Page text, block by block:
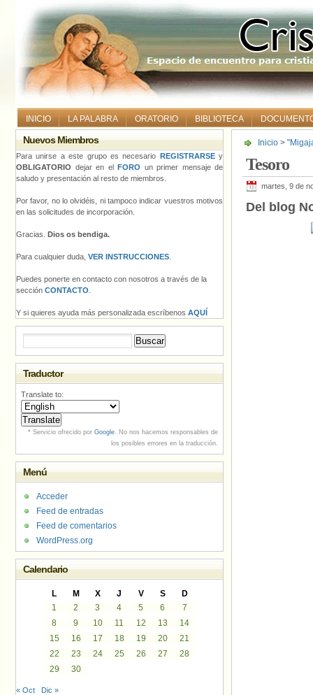
INICIO LA PALABRA ORATORIO BIBLIOTECA
Inicio >
Tesoro
martes, 9 de
Del blog
Nuevos Miembros
Para unirse a este grupo es necesario REGISTRARSEy
OBLIGATORIO dejar en el FORO un primer mensaje de
saludo y presentación al resto de miembros.
Por favor, no lo olvidéis, ni tampoco indicar vuestros motivos
en las solicitudes de incorporación.
Gracias. Dios os bendiga.
Para cualquier duda, VER INSTRUCCIONES
Puedes ponerte en contacto con nosotros a través de la
sección CONTACTO
Y si quieres ayuda más personalizada escríbenos AQUÍ
Traductor
Translate to:
* Servicio ofrecido por Google. No nos hacemos responsables de
los posibles errores en la traducción.
Menú
Acceder
Feed de entradas
Feed de comentarios
WordPress.org
Calendario
L M X J V S
D
1
2 3 4 5 6
7
8
9 10 11 12 13
14
15
16 17 18 19 20
21
22
23 24 25 26 27
28
29
30
« Oct Dic »